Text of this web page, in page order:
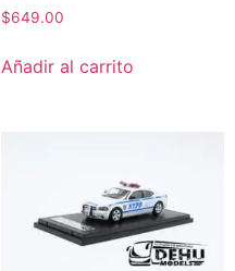
$649.00
Añadir al carrito